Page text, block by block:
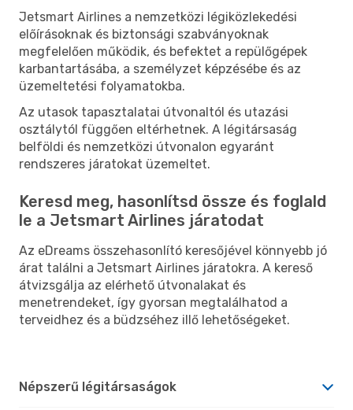
Jetsmart Airlines a nemzetközi légiközlekedési
előírásoknak és biztonsági szabványoknak
megfelelően működik, és befektet a repülőgépek
karbantartásába, a személyzet képzésébe és az
üzemeltetési folyamatokba.
Az utasok tapasztalatai útvonaltól és utazási
osztálytól függően eltérhetnek. A légitársaság
belföldi és nemzetközi útvonalon egyaránt
rendszeres járatokat üzemeltet.
Keresd meg, hasonlítsd össze és foglald
le a Jetsmart Airlines járatodat
Az eDreams összehasonlító keresőjével könnyebb jó
árat találni a Jetsmart Airlines járatokra. A kereső
átvizsgálja az elérhető útvonalakat és
menetrendeket, így gyorsan megtalálhatod a
terveidhez és a büdzséhez illő lehetőségeket.
Népszerű légitársaságok